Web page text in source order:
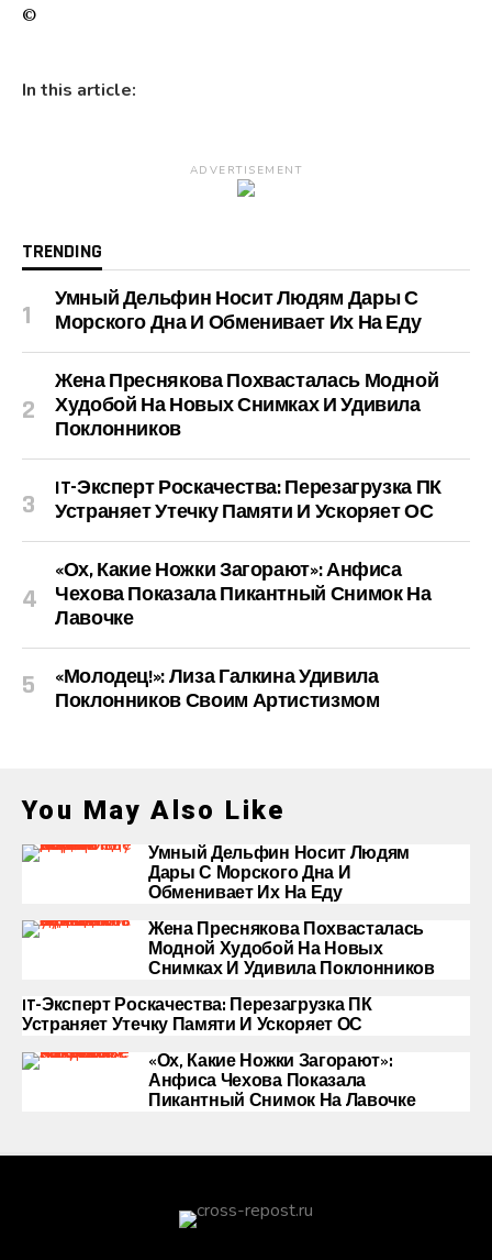
©
In this article:
ADVERTISEMENT
TRENDING
Умный Дельфин Носит Людям Дары С
Морского Дна И Обменивает Их На Еду
Жена Преснякова Похвасталась Модной
Худобой На Новых Снимках И Удивила
Поклонников
IT-Эксперт Роскачества: Перезагрузка ПК
Устраняет Утечку Памяти И Ускоряет ОС
«Ох, Какие Ножки Загорают»: Анфиса
Чехова Показала Пикантный Снимок На
Лавочке
«Молодец!»: Лиза Галкина Удивила
Поклонников Своим Артистизмом
You May Also Like
Умный Дельфин Носит Людям
Дары С Морского Дна И
Обменивает Их На Еду
Жена Преснякова Похвасталась
Модной Худобой На Новых
Снимках И Удивила Поклонников
IT-Эксперт Роскачества: Перезагрузка ПК
Устраняет Утечку Памяти И Ускоряет ОС
«Ох, Какие Ножки Загорают»:
Анфиса Чехова Показала
Пикантный Снимок На Лавочке